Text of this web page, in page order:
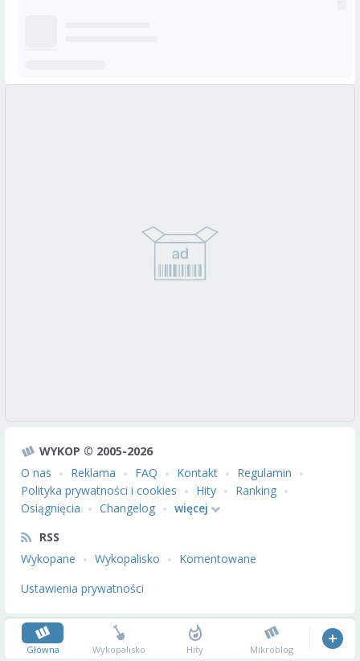
WYKOP © 2005-2026
O nas
Reklama FAQ Kontakt
Regulamin
Polityka prywatności i cookies
Hity
Ranking
Osiągnięcia
Changelog
więcej
RSS
Wykopane
Wykopalisko
Komentowane
Ustawienia prywatności
Główna Wykopalisko Hity Mikroblog